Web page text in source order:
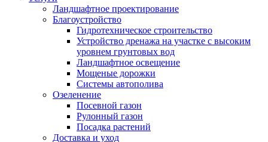
Ландшафтное проектирование
Благоустройство
Гидротехническое строительство
Устройство дренажа на участке с высоким
уровнем грунтовых вод
Ландшафтное освещение
Мощеные дорожки
Системы автополива
Озеленение
Посевной газон
Рулонный газон
Посадка растений
Доставка и уход